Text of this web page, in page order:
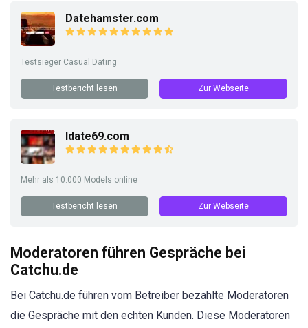
Datehamster.com
Testsieger Casual Dating
Testbericht lesen Zur Webseite
Idate69.com
Mehr als 10.000 Models online
Testbericht lesen Zur Webseite
Moderatoren führen Gespräche bei
Catchu.de
Bei Catchu.de führen vom Betreiber bezahlte Moderatoren
die Gespräche mit den echten Kunden. Diese Moderatoren